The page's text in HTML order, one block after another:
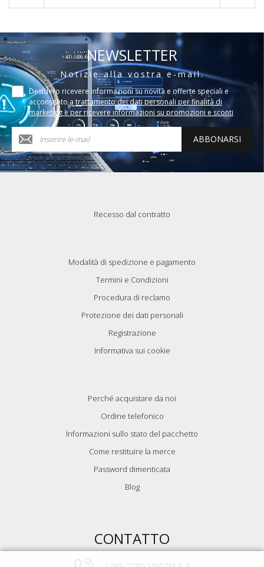
NEWSLETTER
Notizie alla vostra e-mail.
Desidero ricevere informazioni su novità e offerte speciali e
acconsento a trattamento dei dati personali per finalità di
marketing e per ricevere informazioni su promozioni e sconti
ABBONARSI
Recesso dal contratto
Modalità di spedizione e pagamento
Termini e Condizioni
Procedura di reclamo
Protezione dei dati personali
Registrazione
Informativa sui cookie
Perché acquistare da noi
Ordine telefonico
Informazioni sullo stato del pacchetto
Come restituire la merce
Password dimenticata
Blog
CONTATTO